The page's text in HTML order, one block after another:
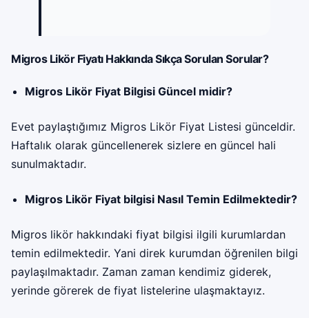
Migros Likör Fiyatı Hakkında Sıkça Sorulan Sorular?
Migros Likör Fiyat Bilgisi Güncel midir?
Evet paylaştığımız Migros Likör Fiyat Listesi günceldir.
Haftalık olarak güncellenerek sizlere en güncel hali
sunulmaktadır.
Migros Likör Fiyat bilgisi Nasıl Temin Edilmektedir?
Migros likör hakkındaki fiyat bilgisi ilgili kurumlardan
temin edilmektedir. Yani direk kurumdan öğrenilen bilgi
paylaşılmaktadır. Zaman zaman kendimiz giderek,
yerinde görerek de fiyat listelerine ulaşmaktayız.